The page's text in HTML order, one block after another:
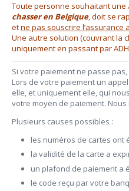
Toute personne souhaitant une
chasser en Belgique, doit se
etne pas souscrire l’assurance
Une autre solution (couvrant la
uniquement en passant par
Si votre paiement ne passe
Lors de votre paiement un
elle, et uniquement elle, qui
votre moyen de paiement. Nous
Plusieurs causes possibles :
les numéros de cartes ont
la validité de la carte a
un plafond de paiement a
le code reçu par votre